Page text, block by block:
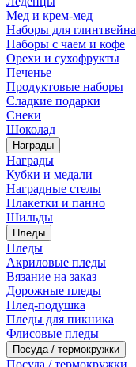
Мед и крем-мед
Наборы для глинтвейна
Наборы с чаем и кофе
Орехи и сухофрукты
Печенье
Продуктовые наборы
Сладкие подарки
Снеки
Шоколад
Награды
Награды
Кубки и медали
Наградные стелы
Плакетки и панно
Шильды
Пледы
Пледы
Акриловые пледы
Вязание на заказ
Дорожные пледы
Плед-подушка
Пледы для пикника
Флисовые пледы
Посуда / термокружки
Посуда / термокружки